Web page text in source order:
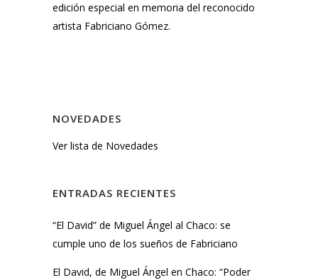
edición especial en memoria del reconocido
artista Fabriciano Gómez.
NOVEDADES
Ver lista de Novedades
ENTRADAS RECIENTES
“El David” de Miguel Ángel al Chaco: se
cumple uno de los sueños de Fabriciano
El David, de Miguel Ángel en Chaco: “Poder